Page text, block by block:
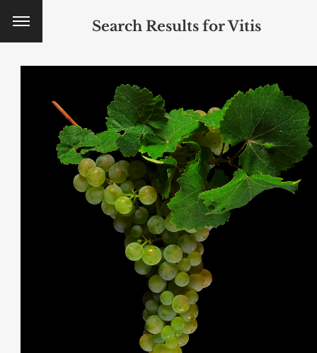
Search Results forVitis